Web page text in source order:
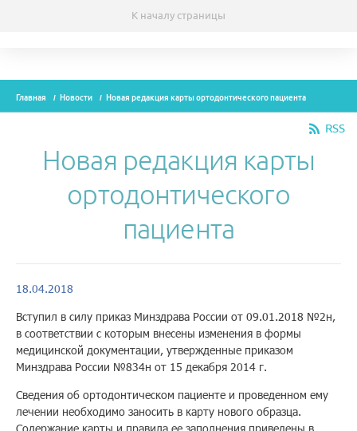
Модули
О проекте
Контакты
Главная Новости Новая редакция карты ортодонтического пациента
RSS
Новая редакция карты
ортодонтического
пациента
18.04.2018
Вступил в силу приказ Минздрава России от 09.01.2018 №2н,
в соответствии с которым внесены изменения в формы
медицинской документации, утвержденные приказом
Минздрава России №834н от 15 декабря 2014 г.
Сведения об ортодонтическом пациенте и проведенном ему
лечении необходимо заносить в карту нового образца.
К началу страницы